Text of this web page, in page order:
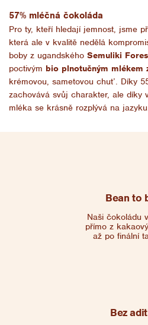
Bean to
Naši čokoládu
přímo z
až po finální
Bez
57% mléčná čokoláda
Pro ty, kteří hledají jemnost, jsme
která ale v kvalitě nedělá
boby z ugandského Semuliki
poctivým bio plnotučným mlékem
krémovou, sametovou chuť. Díky
zachovává svůj charakter, ale díky
mléka se krásně rozplývá na